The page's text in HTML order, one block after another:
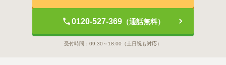
0120-527-369（通話無料）
受付時間： 09:30～18:00 （土日祝も対応）